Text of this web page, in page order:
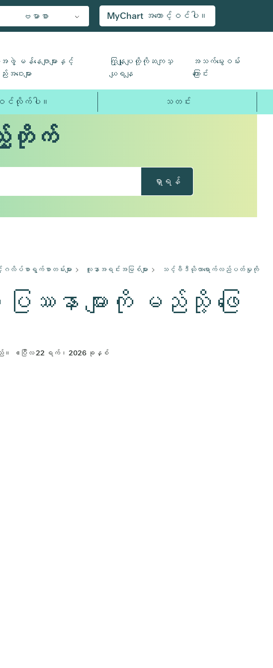
ဗမာစာ MyChart အကောင့်ဝင်ပါ။
မန်နေဂျာများနှင့်
ဝေးများ
ကြှနျုပျတို့ကိုဆကျသှ
ယျရနျ
အသက်မွေးဝမ်း
ကြောင်း
င်လိုက်ပါ။ သတင်း
ည့်တိုက်
ရှာရန်
လိပ်စာရွက်စာတမ်းများ လူနာအရင်းအမြစ်များ
သင့်ဗီဒီယိုလာရောက်လည်ပတ်မှုကို
နာ များကို မည်သို့ ဖြေ
။ ဧပြီလ 22 ရက်၊ 2026 ခုနှစ်